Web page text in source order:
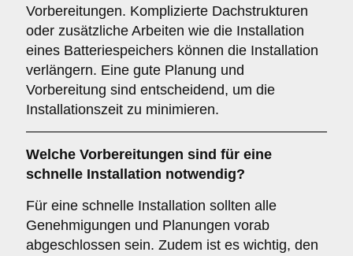
Vorbereitungen. Komplizierte Dachstrukturen
oder zusätzliche Arbeiten wie die Installation
eines Batteriespeichers können die Installation
verlängern. Eine gute Planung und
Vorbereitung sind entscheidend, um die
Installationszeit zu minimieren.
Welche Vorbereitungen sind für eine
schnelle Installation notwendig?
Für eine schnelle Installation sollten alle
Genehmigungen und Planungen vorab
abgeschlossen sein. Zudem ist es wichtig, den